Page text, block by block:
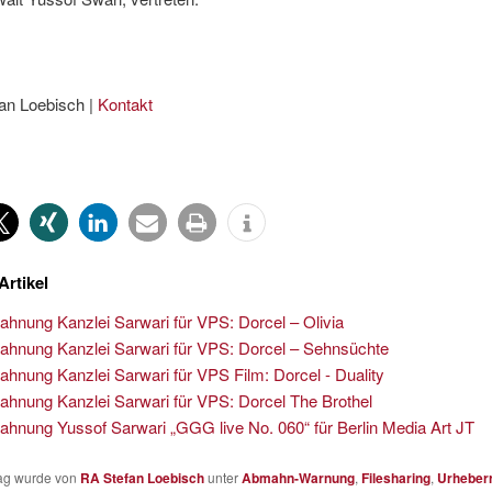
Loebisch | Kontakt
Kanzlei Sarwari für VPS: Dorcel – Olivia
Kanzlei Sarwari für VPS: Dorcel – Sehnsüchte
Kanzlei Sarwari für VPS Film: Dorcel - Duality
Kanzlei Sarwari für VPS: Dorcel The Brothel
Yussof Sarwari „GGG live No. 060“ für Berlin Media Art JT
wurde von RA Stefan LoebischunterAbmahn-Warnung, Filesharing,